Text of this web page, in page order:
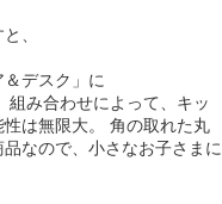
、
デスク」に
組み合わせによって、キッ
は無限大。
角の取れた丸
品なので、小さなお子さまに